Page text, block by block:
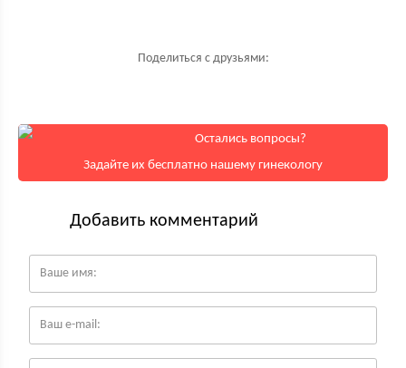
Поделиться с друзьями:
Остались вопросы?
Задайте их бесплатно нашему гинекологу
Добавить комментарий